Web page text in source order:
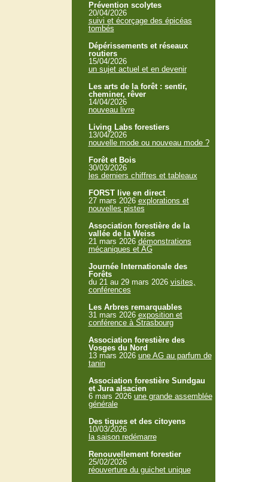
Prévention scolytes
20/04/2026
suivi et écorçage des épicéas
tombés
Dépérissements et réseaux
routiers
15/04/2026
un sujet actuel et en devenir
Les arts de la forêt : sentir,
cheminer, rêver
14/04/2026
nouveau livre
Living Labs forestiers
13/04/2026
nouvelle mode ou nouveau mode ?
Forêt et Bois
30/03/2026
les derniers chiffres et tableaux
FORST live en direct
27 mars 2026 explorations et
nouvelles pistes
Association forestière de la
vallée de la Weiss
21 mars 2026 démonstrations
mécaniques et AG
Journée Internationale des
Forêts
du 21 au 29 mars 2026 visites,
conférences
Les Arbres remarquables
31 mars 2026 exposition et
conférence à Strasbourg
Association forestière des
Vosges du Nord
13 mars 2026 une AG au parfum de
tanin
Association forestière Sundgau
et Jura alsacien
6 mars 2026 une grande assemblée
générale
Des tiques et des citoyens
10/03/2026
la saison redémarre
Renouvellement forestier
25/02/2026
réouverture du guichet unique